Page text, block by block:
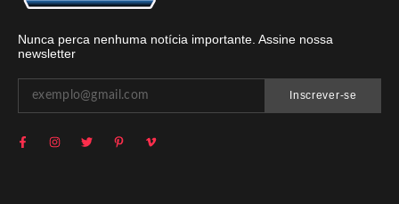
Nunca perca nenhuma notícia importante. Assine nossa
newsletter
Inscrever-se